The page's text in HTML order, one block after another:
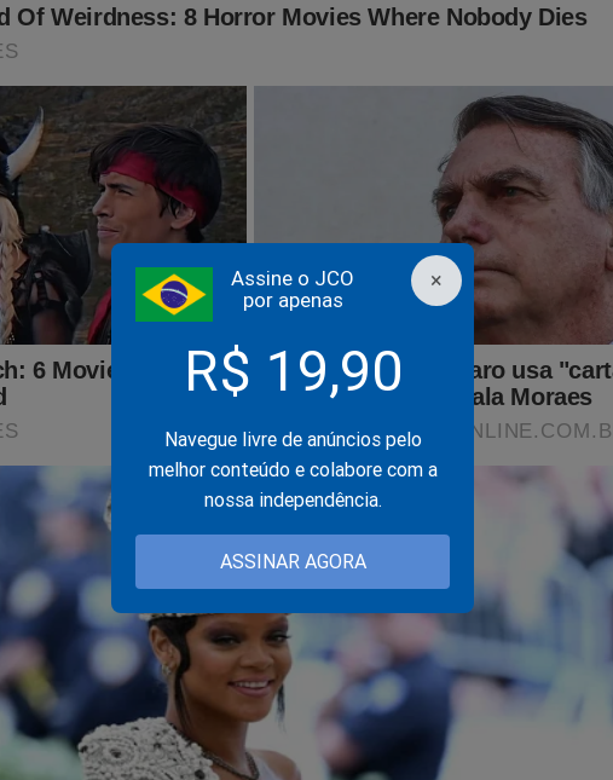
×
Assine o JCO
por apenas
R$ 19,90
Navegue livre de anúncios pelo
melhor conteúdo e colabore com a
nossa independência.
ASSINAR AGORA
Gigante emissora de TV promove demissões em massa
Relator da reforma tributária no Senado e Renan são indiciados pela
PF por corrupção